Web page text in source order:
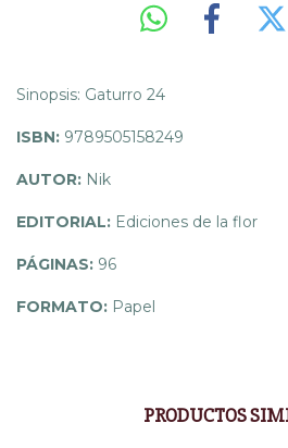
Sinopsis: Gaturro 24
ISBN: 9789505158249
AUTOR: Nik
EDITORIAL: Ediciones de la flor
PÁGINAS: 96
FORMATO: Papel
PRODUCTOS